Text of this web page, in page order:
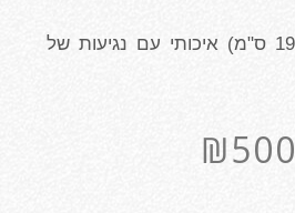
עדכון 12*25 (גובה 19 ס"מ) איכותי עם נגיעות של
₪500